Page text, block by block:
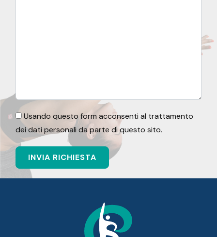
Usando questo form acconsenti al trattamento
dei dati personali da parte di questo sito.